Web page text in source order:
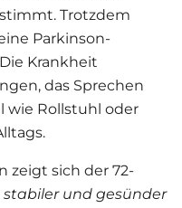
Trotzdem
Parkinson-
Krankheit
das Sprechen
wie Rollstuhl oder
zeigt sich der 72-
stabiler und gesünder